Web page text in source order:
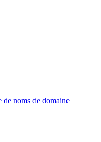
de noms de domaine